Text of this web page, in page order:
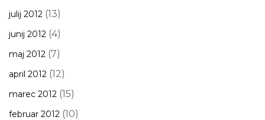
julij 2012 (13)
junij 2012 (4)
maj 2012 (7)
april 2012 (12)
marec 2012 (15)
februar 2012 (10)